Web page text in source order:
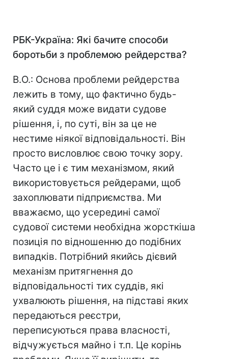
РБК-Україна: Які бачите способи
боротьби з проблемою рейдерства?
В.О.: Основа проблеми рейдерства
лежить в тому, що фактично будь-
який суддя може видати судове
рішення, і, по суті, він за це не
нестиме ніякої відповідальності. Він
просто висловлює свою точку зору.
Часто це і є тим механізмом, який
використовується рейдерами, щоб
захоплювати підприємства. Ми
вважаємо, що усередині самої
судової системи необхідна жорсткіша
позиція по відношенню до подібних
випадків. Потрібний якийсь дієвий
механізм притягнення до
відповідальності тих суддів, які
ухвалюють рішення, на підставі яких
передаються реєстри,
переписуються права власності,
відчужується майно і т.п. Це корінь